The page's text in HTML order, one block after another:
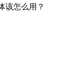
该怎么用？